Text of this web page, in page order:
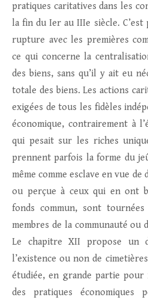
pratiques caritatives dans les
la fin du Ier au IIIe siècle.
rupture avec les premières
ce qui concerne la
des biens, sans qu’il y ait eu
totale des biens. Les actions
exigées de tous les fidèles
économique, contrairement à
qui pesait sur les riches
prennent parfois la forme du
même comme esclave en vue
ou perçue à ceux qui en ont
fonds commun, sont
membres de la communauté ou
Le chapitre XII propose un
l’existence ou non de
étudiée, en grande partie pour
des pratiques économiques